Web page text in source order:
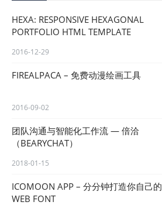
HEXA: RESPONSIVE HEXAGONAL
PORTFOLIO HTML TEMPLATE
2016-12-29
FIREALPACA – 免费动漫绘画工具
2016-09-02
团队沟通与智能化工作流 — 倍洽
（BEARYCHAT）
2018-01-15
ICOMOON APP – 分分钟打造你自己的
WEB FONT